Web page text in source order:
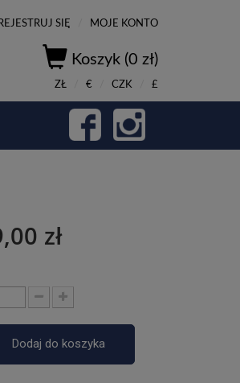
SIĘ MOJE KONTO
Koszyk (0 zł)
ZŁ € CZK £
zł
Dodaj do koszyka